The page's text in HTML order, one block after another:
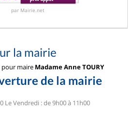
par Mairie.net
la mairie
pour maire Madame Anne TOURY
de la mairie
Le Vendredi : de 9h00 à 11h00